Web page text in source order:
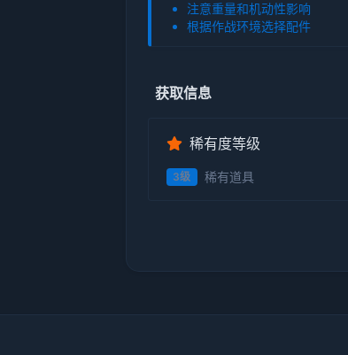
注意重量和机动性影响
根据作战环境选择配件
获取信息
稀有度等级
3级 稀有道具